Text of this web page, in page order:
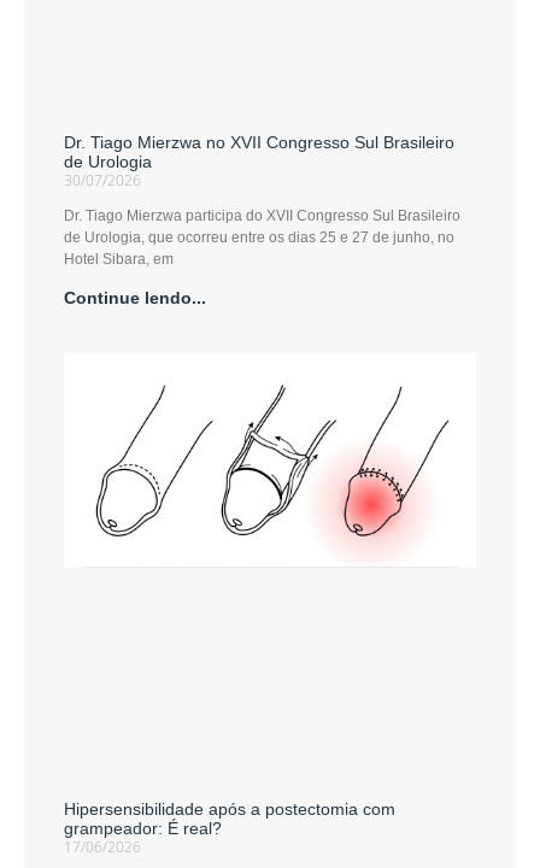
Dr. Tiago Mierzwa no XVII Congresso Sul Brasileiro
de Urologia
30/07/2026
Dr. Tiago Mierzwa participa do XVII Congresso Sul Brasileiro
de Urologia, que ocorreu entre os dias 25 e 27 de junho, no
Hotel Sibara, em
Continue lendo...
Hipersensibilidade após a postectomia com
grampeador: É real?
17/06/2026